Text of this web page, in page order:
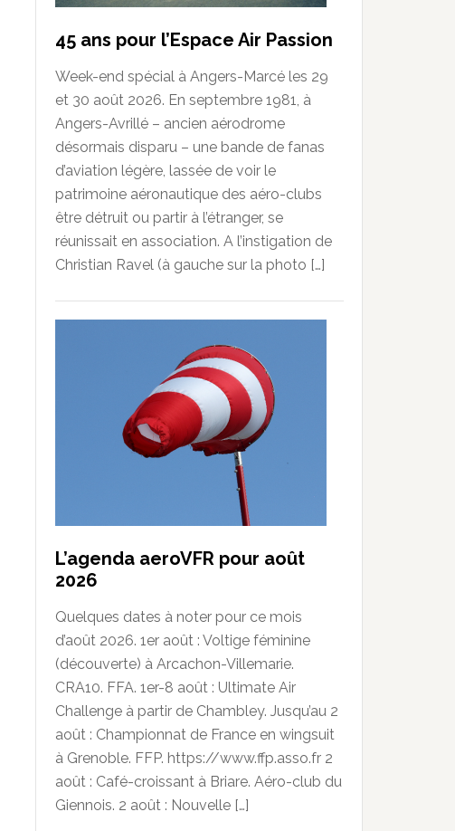
45 ans pour l’Espace Air Passion
Week-end spécial à Angers-Marcé les 29
et 30 août 2026. En septembre 1981, à
Angers-Avrillé – ancien aérodrome
désormais disparu – une bande de fanas
d’aviation légère, lassée de voir le
patrimoine aéronautique des aéro-clubs
être détruit ou partir à l’étranger, se
réunissait en association. A l’instigation de
Christian Ravel (à gauche sur la photo […]
L’agenda aeroVFR pour août
2026
Quelques dates à noter pour ce mois
d’août 2026. 1er août : Voltige féminine
(découverte) à Arcachon-Villemarie.
CRA10. FFA. 1er-8 août : Ultimate Air
Challenge à partir de Chambley. Jusqu’au 2
août : Championnat de France en wingsuit
à Grenoble. FFP. https://www.ffp.asso.fr 2
août : Café-croissant à Briare. Aéro-club du
Giennois. 2 août : Nouvelle […]